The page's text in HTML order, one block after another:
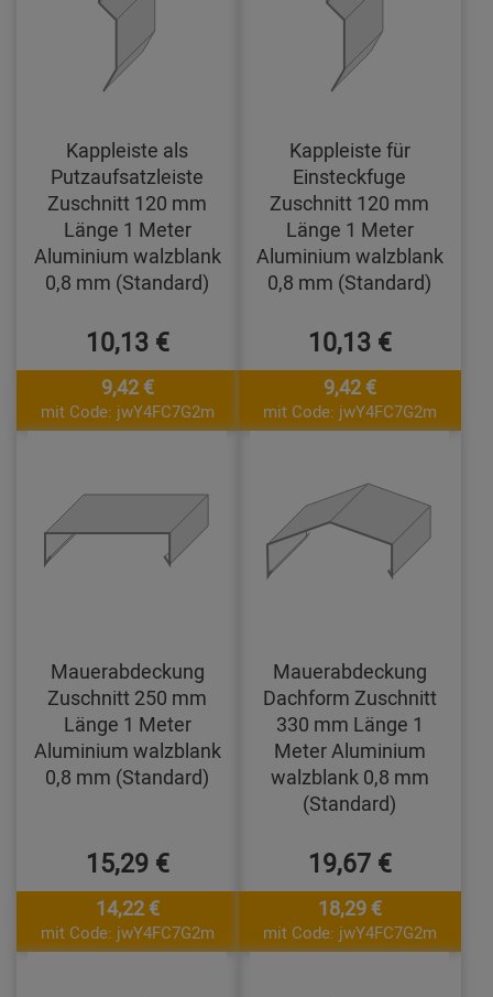
Kappleiste als
Putzaufsatzleiste
Zuschnitt 120 mm
Länge 1 Meter
Aluminium walzblank
0,8 mm (Standard)
10,13 €
9,42 €
mit Code: jwY4FC7G2m
Kappleiste für
Einsteckfuge
Zuschnitt 120 mm
Länge 1 Meter
Aluminium walzblank
0,8 mm (Standard)
10,13 €
9,42 €
mit Code: jwY4FC7G2m
Mauerabdeckung
Zuschnitt 250 mm
Länge 1 Meter
Aluminium walzblank
0,8 mm (Standard)
15,29 €
14,22 €
mit Code: jwY4FC7G2m
Mauerabdeckung
Dachform Zuschnitt
330 mm Länge 1
Meter Aluminium
walzblank 0,8 mm
(Standard)
19,67 €
18,29 €
mit Code: jwY4FC7G2m